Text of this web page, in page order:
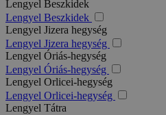
Lengyel Beszkidek
Lengyel Beszkidek
Lengyel Jizera hegység
Lengyel Jizera hegység
Lengyel Óriás-hegység
Lengyel Óriás-hegység
Lengyel Orlicei-hegység
Lengyel Orlicei-hegység
Lengyel Tátra